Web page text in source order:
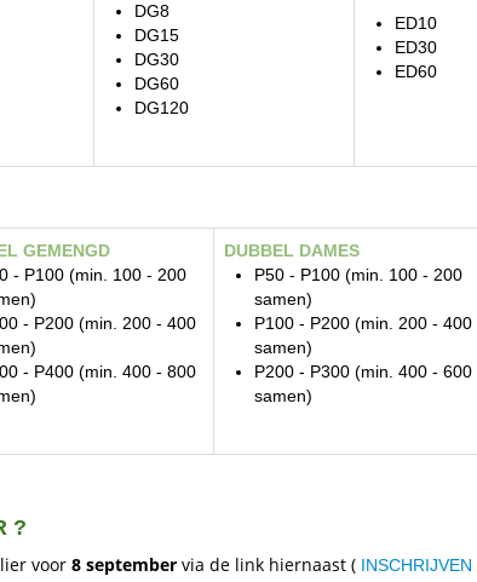
DG8
DG15
DG30
DG60
DG120
ED10
ED30
ED60
GEMENGD
- P100 (min. 100 - 200
- P200 (min. 200 - 400
- P400 (min. 400 - 800
DUBBEL DAMES
P50 - P100 (min. 100 - 200
samen)
P100 - P200 (min. 200 - 400
samen)
P200 - P300 (min. 400 - 600
samen)
?
voor 8 september via de link hiernaast (